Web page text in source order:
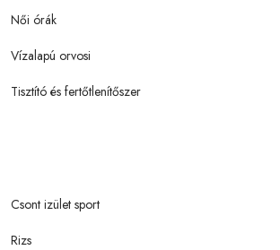
Női órák
Vízalapú orvosi
Tisztító és fertőtlenítőszer
Csont izület sport
Rizs